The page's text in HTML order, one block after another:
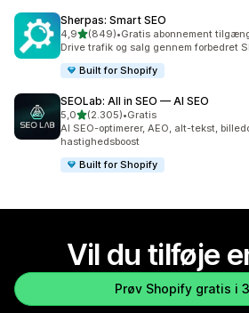
Sherpas: Smart SEO
4,9ud af 5 stjerner
(849)
849 anmeldelser i alt
•Gratis abonnement
Drive trafik og salg gennem forbedret
Built for Shopify
SEOLab: All in SEO — AI SEO
5,0ud af 5 stjerner
(2.305)
2305 anmeldelser i alt
•Gratis
AI SEO-optimerer, AEO, alt-tekst,
hastighedsboost
Built for Shopify
Vil du tilføje
Prøv Shopify gratis i